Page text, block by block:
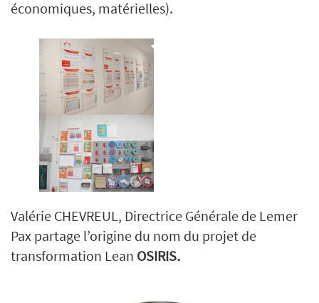
économiques, matérielles).
Valérie CHEVREUL, Directrice Générale de Lemer
Pax partage l’origine du nom du projet de
transformation Lean OSIRIS.